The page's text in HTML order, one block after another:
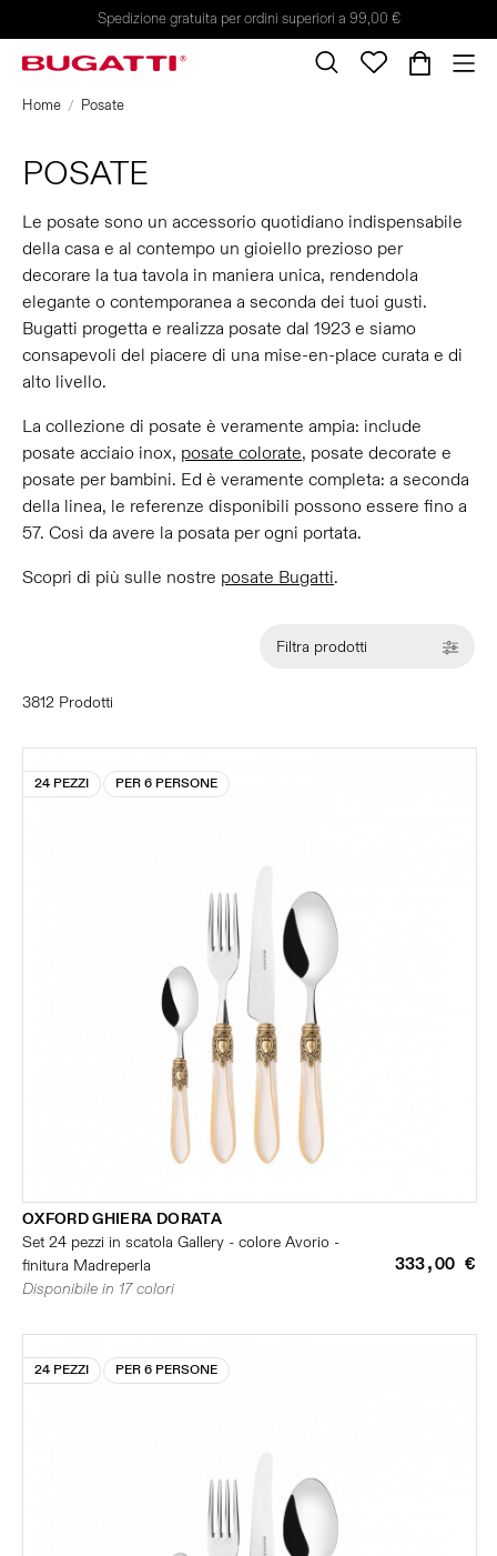
Spedizione gratuita per ordini superiori a 99,00 €
Home Posate
POSATE
Le posate sono un accessorio quotidiano indispensabile
della casa e al contempo un gioiello prezioso per
decorare la tua tavola in maniera unica, rendendola
elegante o contemporanea a seconda dei tuoi gusti.
Bugatti progetta e realizza posate dal 1923 e siamo
consapevoli del piacere di una mise-en-place curata e di
alto livello.
La collezione di posate è veramente ampia: include
posate acciaio inox, posate colorate, posate decorate e
posate per bambini. Ed è veramente completa: a seconda
della linea, le referenze disponibili possono essere fino a
57. Così da avere la posata per ogni portata.
Scopri di più sulle nostre posate Bugatti.
Filtra prodotti
3812 Prodotti
24 PEZZI PER 6 PERSONE
OXFORD GHIERA DORATA
Set 24 pezzi in scatola Gallery - colore Avorio -
finitura Madreperla
333,00 €
Disponibile in 17 colori
24 PEZZI PER 6 PERSONE